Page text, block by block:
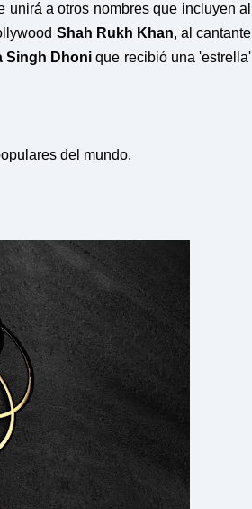
unirá a otros nombres que incluyen al
Shah Rukh Khan, al cantante
Singh Dhonique recibió una 'estrella'
del mundo.